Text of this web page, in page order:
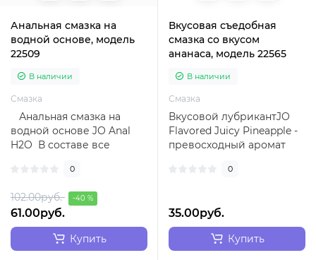
Анальная смазка на
водной основе, модель
22509
В наличии
Смазка
Анальная смазка на
водной основе JO Anal
H2O В составе все
0
102.00руб. -40 %
61.00руб.
Купить
Вкусовая съедобная
смазка со вкусом
ананаса, модель 22565
В наличии
Смазка
Вкусовой лубрикантJO
Flavored Juicy Pineapple -
превосходный аромат
скольжениеТ..
0
35.00руб.
Купить